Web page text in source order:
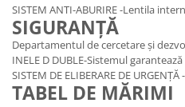
SISTEM ANTI-ABURIRE -Lentila
SIGURANȚĂ
Departamentul de cercetare și
INELE D DUBLE-Sistemul
SISTEM DE ELIBERARE DE
TABEL DE MĂRIMI